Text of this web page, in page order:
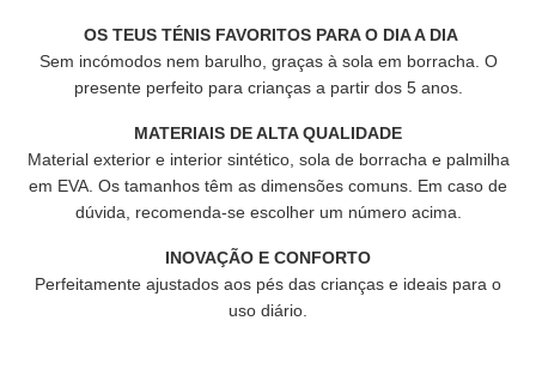
OS TEUS TÉNIS FAVORITOS PARA O DIA A DIA
Sem incómodos nem barulho, graças à sola em borracha. O
presente perfeito para crianças a partir dos 5 anos.
MATERIAIS DE ALTA QUALIDADE
Material exterior e interior sintético, sola de borracha e palmilha
em EVA. Os tamanhos têm as dimensões comuns. Em caso de
dúvida, recomenda-se escolher um número acima.
INOVAÇÃO E CONFORTO
Perfeitamente ajustados aos pés das crianças e ideais para o
uso diário.